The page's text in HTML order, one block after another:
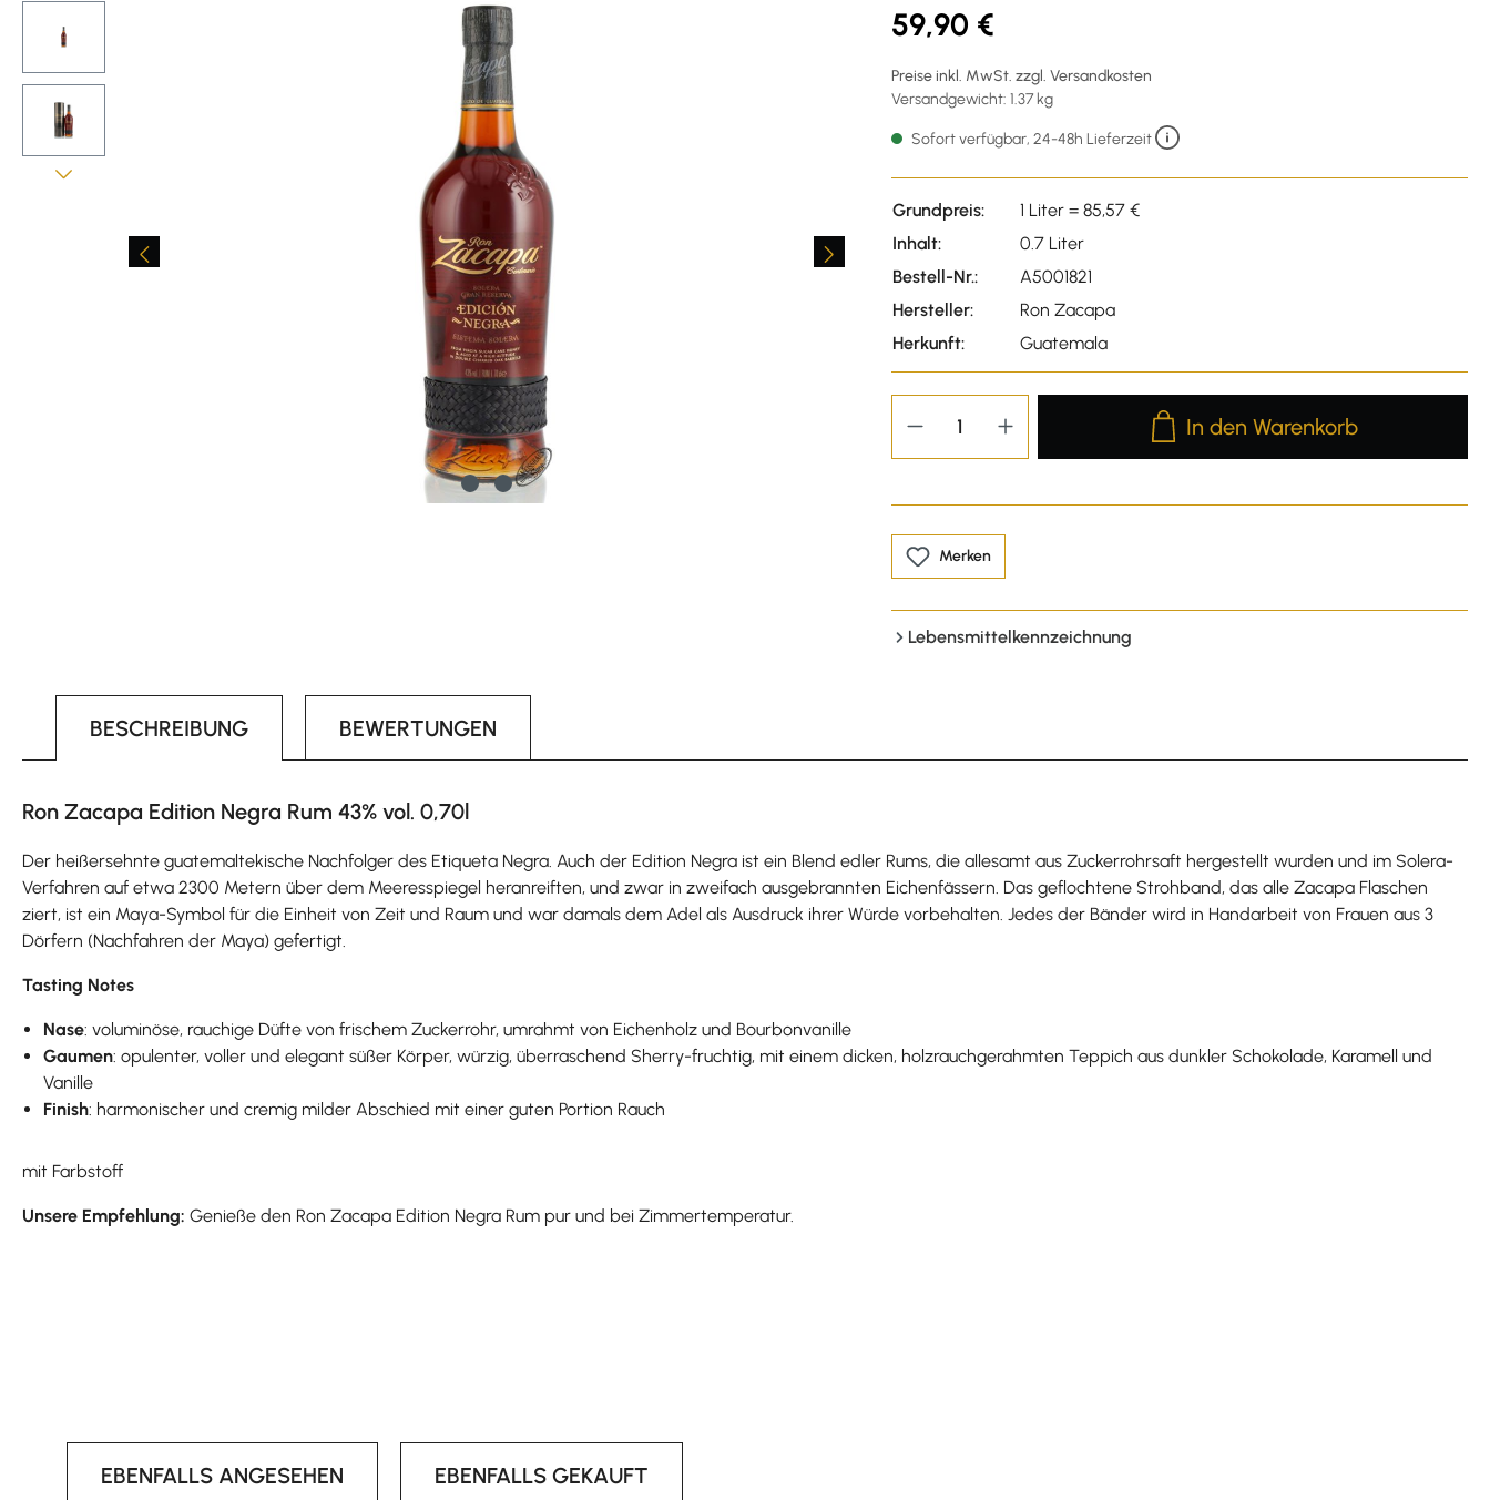
59,90 €
Preise inkl. MwSt. zzgl. Versandkosten
Versandgewicht: 1.37 kg
Sofort verfügbar, 24-48h Lieferzeit
Grundpreis:
1 Liter = 85,57 €
Inhalt:
0.7 Liter
Bestell-Nr.:
A5001821
Hersteller:
Ron Zacapa
Herkunft:
Guatemala
Produkt Anzahl: Gib den
In den Warenkorb
Merken
Lebensmittelkennzeichnung
BESCHREIBUNG BEWERTUNGEN
Ron Zacapa Edition Negra Rum 43% vol. 0,70l
Der heißersehnte guatemaltekische Nachfolger des Etiqueta Negra. Auch der Edition Negra ist ein Blend edler Rums, die allesamt aus Zuckerrohrsaft hergestellt wurden und im Solera-
Verfahren auf etwa 2300 Metern über dem Meeresspiegel heranreiften, und zwar in zweifach ausgebrannten Eichenfässern. Das geflochtene Strohband, das alle Zacapa Flaschen
ziert, ist ein Maya-Symbol für die Einheit von Zeit und Raum und war damals dem Adel als Ausdruck ihrer Würde vorbehalten. Jedes der Bänder wird in Handarbeit von Frauen aus 3
Dörfern (Nachfahren der Maya) gefertigt.
Tasting Notes
Nase: voluminöse, rauchige Düfte von frischem Zuckerrohr, umrahmt von Eichenholz und Bourbonvanille
Gaumen: opulenter, voller und elegant süßer Körper, würzig, überraschend Sherry-fruchtig, mit einem dicken, holzrauchgerahmten Teppich aus dunkler Schokolade, Karamell und
Vanille
Finish: harmonischer und cremig milder Abschied mit einer guten Portion Rauch
mit Farbstoff
Unsere Empfehlung: Genieße den Ron Zacapa Edition Negra Rum pur und bei Zimmertemperatur.
EBENFALLS ANGESEHEN EBENFALLS GEKAUFT